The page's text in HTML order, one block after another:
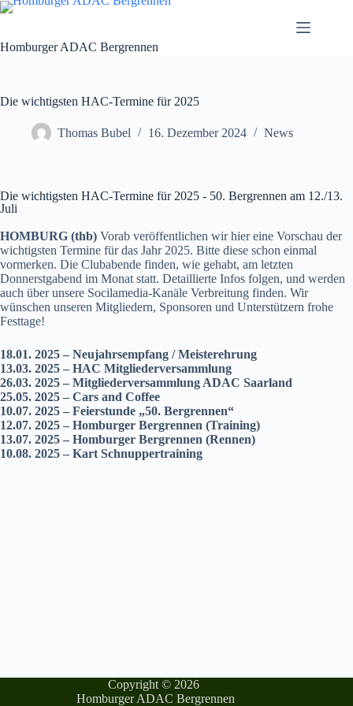
Homburger ADAC Bergrennen
Die wichtigsten HAC-Termine für 2025
Thomas Bubel 16. Dezember 2024 News
Die wichtigsten HAC-Termine für 2025 - 50. Bergrennen am 12./13.
Juli
HOMBURG (thb) Vorab veröffentlichen wir hier eine Vorschau der
wichtigsten Termine für das Jahr 2025. Bitte diese schon einmal
vormerken. Die Clubabende finden, wie gehabt, am letzten
Donnerstgabend im Monat statt. Detaillierte Infos folgen, und werden
auch über unsere Socilamedia-Kanäle Verbreitung finden. Wir
wünschen unseren Mitgliedern, Sponsoren und Unterstützern frohe
Festtage!
18.01. 2025 – Neujahrsempfang / Meisterehrung
13.03. 2025 – HAC Mitgliederversammlung
26.03. 2025 – Mitgliederversammlung ADAC Saarland
25.05. 2025 – Cars and Coffee
10.07. 2025 – Feierstunde „50. Bergrennen“
12.07. 2025 – Homburger Bergrennen (Training)
13.07. 2025 – Homburger Bergrennen (Rennen)
10.08. 2025 – Kart Schnuppertraining
Copyright © 2026
Homburger ADAC Bergrennen